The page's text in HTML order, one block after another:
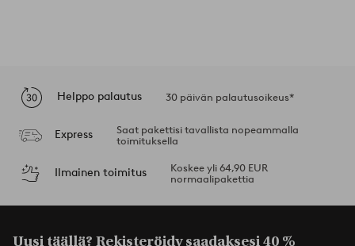
Helppo palautus 30 päivän palautusoikeus*
Express
Saat pakettisi tavallista nopeammalla
toimituksella
Ilmainen toimitus
Koskee yli 64,90 EUR
normaalipakettia
Uusi täällä? Rekisteröidy saadaksesi40 %